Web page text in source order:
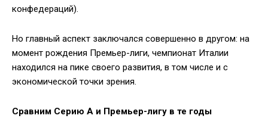
конфедераций).
Но главный аспект заключался совершенно в другом: на
момент рождения Премьер-лиги, чемпионат Италии
находился на пике своего развития, в том числе и с
экономической точки зрения.
Сравним Серию А и Премьер-лигу в те годы